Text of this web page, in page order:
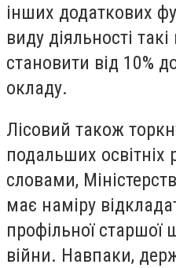
інших додаткових
виду діяльності
становити від 10%
окладу.
Лісовий також
подальших
словами,
має наміру
профільної
війни. Навпаки,